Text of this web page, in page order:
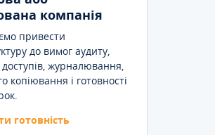
компанія
привести
до вимог аудиту,
журналювання,
копіювання і готовності
готовність